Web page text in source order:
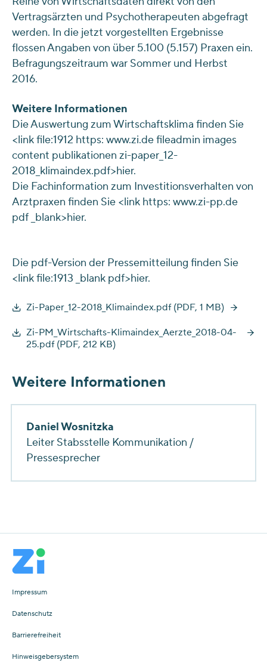
Vertragsärzten und Psychotherapeuten abgefragt
werden. In die jetzt vorgestellten Ergebnisse
flossen Angaben von über 5.100 (5.157) Praxen ein.
Befragungszeitraum war Sommer und Herbst
2016.
Weitere Informationen
Die Auswertung zum Wirtschaftsklima finden Sie
<link file:1912 https: www.zi.de fileadmin images
content publikationen zi-paper_12-
2018_klimaindex.pdf>hier.
Die Fachinformation zum Investitionsverhalten von
Arztpraxen finden Sie <link https: www.zi-pp.de
pdf _blank>hier.
Die pdf-Version der Pressemitteilung finden Sie
<link file:1913 _blank pdf>hier.
Zi-Paper_12-2018_Klimaindex.pdf (PDF, 1 MB)
Zi-PM_Wirtschafts-Klimaindex_Aerzte_2018-04-
25.pdf (PDF, 212 KB)
Weitere Informationen
Daniel Wosnitzka
Leiter Stabsstelle Kommunikation /
Pressesprecher
Impressum
Datenschutz
Barrierefreiheit
Hinweisgebersystem